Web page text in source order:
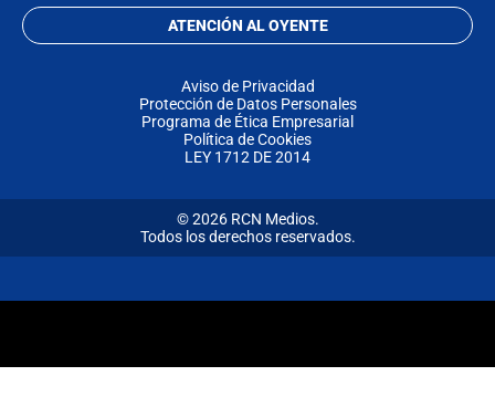
ATENCIÓN AL OYENTE
Aviso de Privacidad
Protección de Datos Personales
Programa de Ética Empresarial
Política de Cookies
LEY 1712 DE 2014
© 2026 RCN Medios.
Todos los derechos reservados.